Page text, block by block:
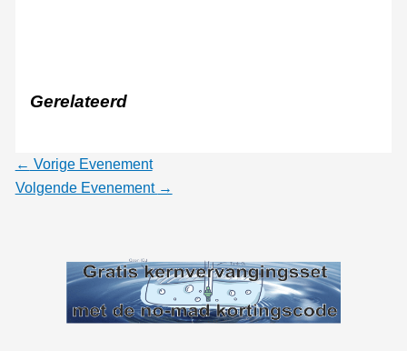
Gerelateerd
← Vorige Evenement
Volgende Evenement →